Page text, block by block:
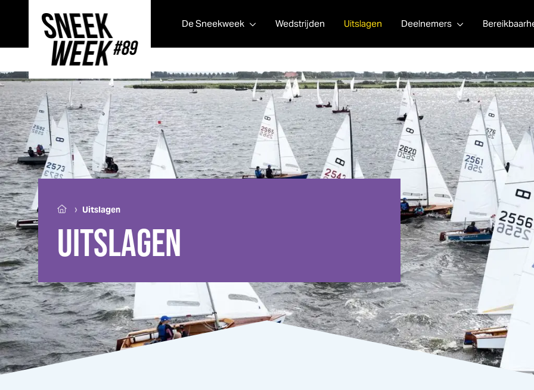
Sneekweek
DeSneekweek Wedstrijden Uitslagen Deelnemers
UITSLAGEN
› Uitslagen